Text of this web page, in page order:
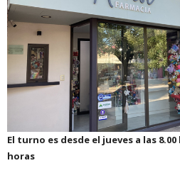
El turno es desde el jueves a las
horas